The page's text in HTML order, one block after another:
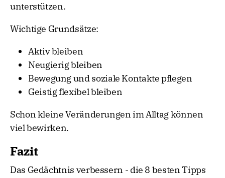
unterstützen.
Wichtige Grundsätze:
Aktiv bleiben
Neugierig bleiben
Bewegung und soziale Kontakte pflegen
Geistig flexibel bleiben
Schon kleine Veränderungen im Alltag können
viel bewirken.
Fazit
Das Gedächtnis verbessern - die 8 besten Tipps